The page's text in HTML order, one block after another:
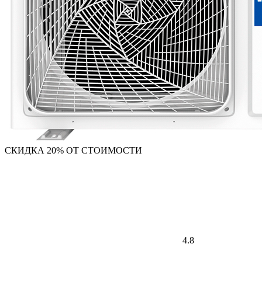
СКИДКА 20% ОТ СТОИМОСТИ
4.8